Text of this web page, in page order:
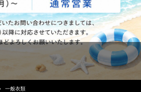
日
。高級絨毯の専門クリーニング
一般衣類